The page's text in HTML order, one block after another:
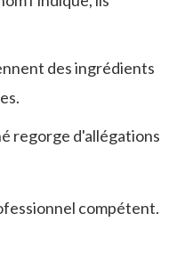
des ingrédients
regorge d'allégations
compétent.